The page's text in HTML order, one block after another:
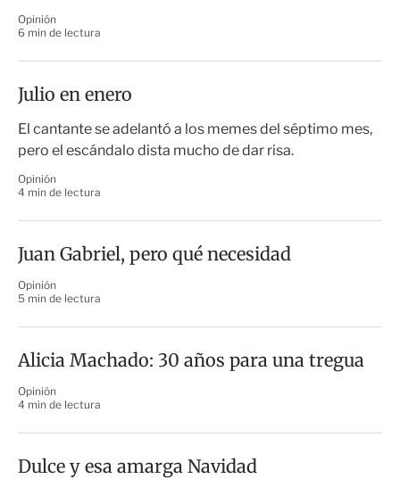
Opinión
6 min de lectura
Julio en enero
El cantante se adelantó a los memes del séptimo mes,
pero el escándalo dista mucho de dar risa.
Opinión
4 min de lectura
Juan Gabriel, pero qué necesidad
Opinión
5 min de lectura
Alicia Machado: 30 años para una tregua
Opinión
4 min de lectura
Dulce y esa amarga Navidad